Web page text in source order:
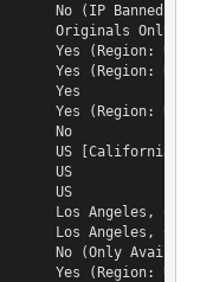
(IP Banned By
Originals Only
Yes (Region: US)
Yes (Region: US)
Yes
Yes (Region: US)
No
US [California]
US
US
Los Angeles, CA
Los Angeles, CA
(Only Available
Yes (Region: USA)